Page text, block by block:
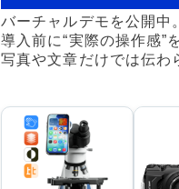
バーチャルデモを公開中。
導入前に“実際の操作感”
写真や文章だけでは伝わ